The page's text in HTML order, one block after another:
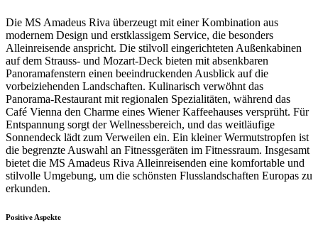
Die MS Amadeus Riva überzeugt mit einer Kombination aus
modernem Design und erstklassigem Service, die besonders
Alleinreisende anspricht. Die stilvoll eingerichteten Außenkabinen
auf dem Strauss- und Mozart-Deck bieten mit absenkbaren
Panoramafenstern einen beeindruckenden Ausblick auf die
vorbeiziehenden Landschaften. Kulinarisch verwöhnt das
Panorama-Restaurant mit regionalen Spezialitäten, während das
Café Vienna den Charme eines Wiener Kaffeehauses versprüht. Für
Entspannung sorgt der Wellnessbereich, und das weitläufige
Sonnendeck lädt zum Verweilen ein. Ein kleiner Wermutstropfen ist
die begrenzte Auswahl an Fitnessgeräten im Fitnessraum. Insgesamt
bietet die MS Amadeus Riva Alleinreisenden eine komfortable und
stilvolle Umgebung, um die schönsten Flusslandschaften Europas zu
erkunden.
Positive Aspekte